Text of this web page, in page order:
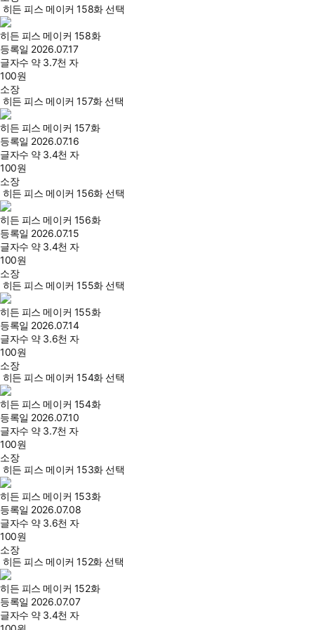
히든 피스 메이커 158화 선택
히든 피스 메이커 158화
등록일 2026.07.17
글자수 약 3.7천 자
100원
소장
히든 피스 메이커 157화 선택
히든 피스 메이커 157화
등록일 2026.07.16
글자수 약 3.4천 자
100원
소장
히든 피스 메이커 156화 선택
히든 피스 메이커 156화
등록일 2026.07.15
글자수 약 3.4천 자
100원
소장
히든 피스 메이커 155화 선택
히든 피스 메이커 155화
등록일 2026.07.14
글자수 약 3.6천 자
100원
소장
히든 피스 메이커 154화 선택
히든 피스 메이커 154화
등록일 2026.07.10
글자수 약 3.7천 자
100원
소장
히든 피스 메이커 153화 선택
히든 피스 메이커 153화
등록일 2026.07.08
글자수 약 3.6천 자
100원
소장
히든 피스 메이커 152화 선택
히든 피스 메이커 152화
등록일 2026.07.07
글자수 약 3.4천 자